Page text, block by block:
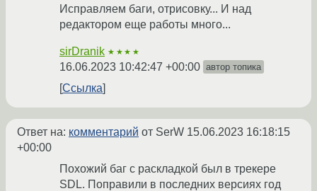
Исправляем баги, отрисовку... И над
редактором еще работы много...
sirDranik ★★★★
16.06.2023 10:42:47 +00:00 автор топика
Ссылка
Ответ на: комментарий от SerW 15.06.2023 16:18:15
+00:00
Похожий баг с раскладкой был в трекере
SDL. Поправили в последних версиях год